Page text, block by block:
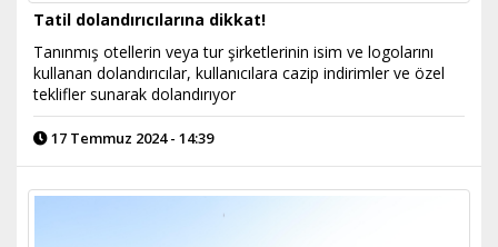
Tatil dolandırıcılarına dikkat!
Tanınmış otellerin veya tur şirketlerinin isim ve logolarını
kullanan dolandırıcılar, kullanıcılara cazip indirimler ve özel
teklifler sunarak dolandırıyor
17 Temmuz 2024 - 14:39